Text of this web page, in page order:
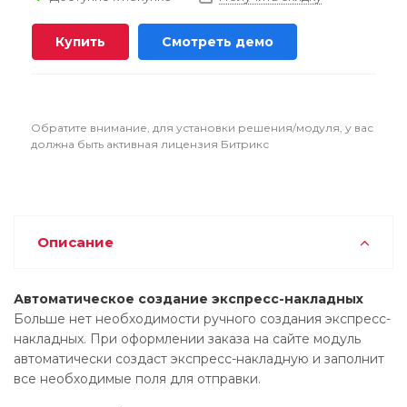
Купить Смотреть демо
Обратите внимание, для установки решения/модуля, у вас
должна быть активная лицензия Битрикс
Описание
Автоматическое создание экспресс-накладных
Больше нет необходимости ручного создания экспресс-
накладных. При оформлении заказа на сайте модуль
автоматически создаст экспресс-накладную и заполнит
все необходимые поля для отправки.